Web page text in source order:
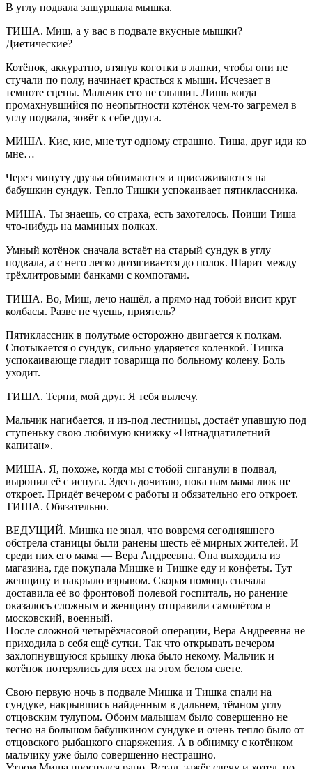
В углу подвала зашуршала мышка.
ТИША. Миш, а у вас в подвале вкусные мышки?
Диетические?
Котёнок, аккуратно, втянув коготки в лапки, чтобы они не
стучали по полу, начинает красться к мыши. Исчезает в
темноте сцены. Мальчик его не слышит. Лишь когда
промахнувшийся по неопытности котёнок чем-то загремел в
углу подвала, зовёт к себе друга.
МИША. Кис, кис, мне тут одному страшно. Тиша, друг иди ко
мне…
Через минуту друзья обнимаются и присаживаются на
бабушкин сундук. Тепло Тишки успокаивает пятиклассника.
МИША. Ты знаешь, со страха, есть захотелось. Поищи Тиша
что-нибудь на маминых полках.
Умный котёнок сначала встаёт на старый сундук в углу
подвала, а с него легко дотягивается до полок. Шарит между
трёхлитровыми банками с компотами.
ТИША. Во, Миш, лечо нашёл, а прямо над тобой висит круг
колбасы. Разве не чуешь, приятель?
Пятиклассник в полутьме осторожно двигается к полкам.
Спотыкается о сундук, сильно ударяется коленкой. Тишка
успокаивающе гладит товарища по больному колену. Боль
уходит.
ТИША. Терпи, мой друг. Я тебя вылечу.
Мальчик нагибается, и из-под лестницы, достаёт упавшую под
ступеньку свою любимую книжку «Пятнадцатилетний
капитан».
МИША. Я, похоже, когда мы с тобой сиганули в подвал,
выронил её с испуга. Здесь дочитаю, пока нам мама люк не
откроет. Придёт вечером с работы и обязательно его откроет.
ТИША. Обязательно.
ВЕДУЩИЙ. Мишка не знал, что вовремя сегодняшнего
обстрела станицы были ранены шесть её мирных жителей. И
среди них его мама — Вера Андреевна. Она выходила из
магазина, где покупала Мишке и Тишке еду и конфеты. Тут
женщину и накрыло взрывом. Скорая помощь сначала
доставила её во фронтовой полевой госпиталь, но ранение
оказалось сложным и женщину отправили самолётом в
московский, военный.
После сложной четырёхчасовой операции, Вера Андреевна не
приходила в себя ещё сутки. Так что открывать вечером
захлопнувшуюся крышку люка было некому. Мальчик и
котёнок потерялись для всех на этом белом свете.
Свою первую ночь в подвале Мишка и Тишка спали на
сундуке, накрывшись найденным в дальнем, тёмном углу
отцовским тулупом. Обоим малышам было совершенно не
тесно на большом бабушкином сундуке и очень тепло было от
отцовского рыбацкого снаряжения. А в обнимку с котёнком
мальчику уже было совершенно нестрашно.